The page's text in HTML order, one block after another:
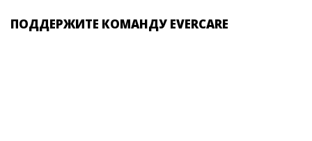
ПОДДЕРЖИТЕ КОМАНДУ EVERCARE